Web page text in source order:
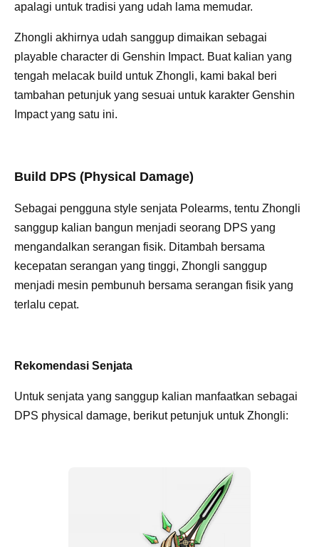
apalagi untuk tradisi yang udah lama memudar.
Zhongli akhirnya udah sanggup dimaikan sebagai
playable character di Genshin Impact. Buat kalian yang
tengah melacak build untuk Zhongli, kami bakal beri
tambahan petunjuk yang sesuai untuk karakter Genshin
Impact yang satu ini.
Build DPS (Physical Damage)
Sebagai pengguna style senjata Polearms, tentu Zhongli
sanggup kalian bangun menjadi seorang DPS yang
mengandalkan serangan fisik. Ditambah bersama
kecepatan serangan yang tinggi, Zhongli sanggup
menjadi mesin pembunuh bersama serangan fisik yang
terlalu cepat.
Rekomendasi Senjata
Untuk senjata yang sanggup kalian manfaatkan sebagai
DPS physical damage, berikut petunjuk untuk Zhongli: